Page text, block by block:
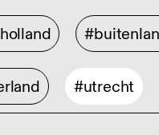
#utrecht